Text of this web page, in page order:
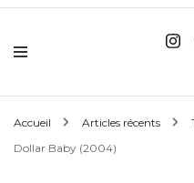
Accueil Articles récents
Dollar Baby (2004)